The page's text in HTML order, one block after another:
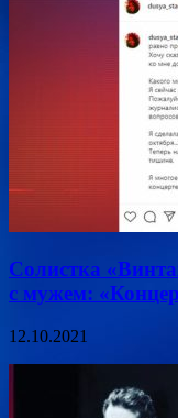
Солистка
с мужем:
12.10.2021